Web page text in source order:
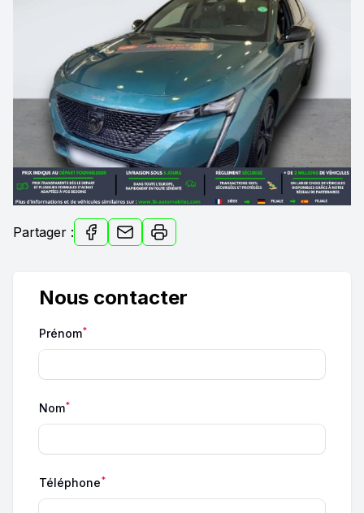
Partager :
Nous contacter
Prénom*
Nom*
Téléphone*